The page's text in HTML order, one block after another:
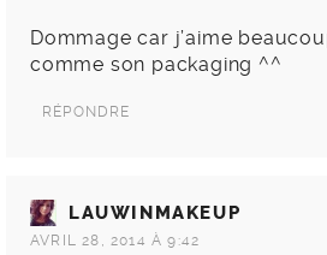
Dommage car j’aime
comme son packaging ^^
RÉPONDRE
LAUWINMAKEUP
AVRIL 28, 2014 À 9:42